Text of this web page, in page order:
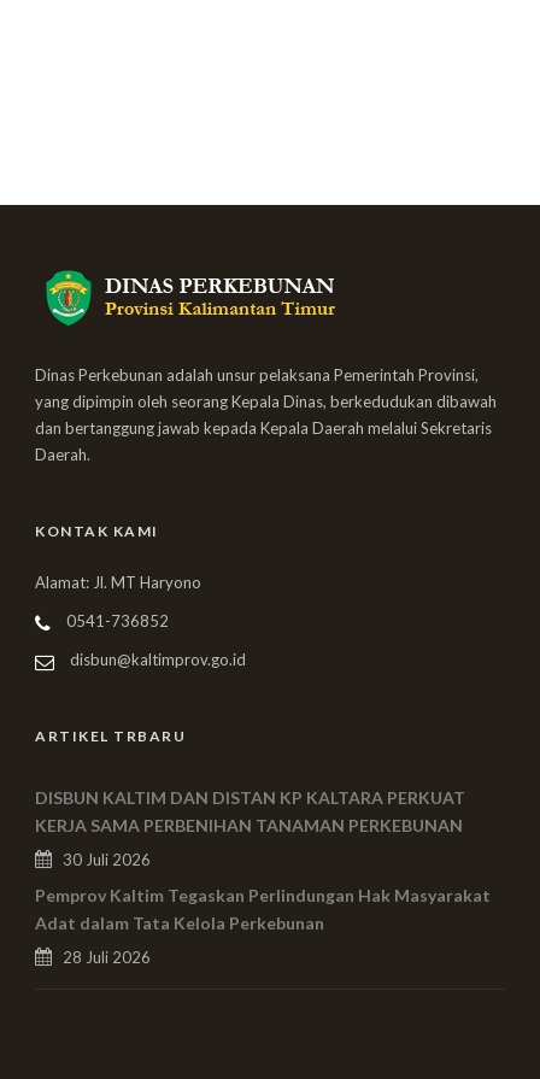
Dinas Perkebunan adalah unsur pelaksana Pemerintah Provinsi,
yang dipimpin oleh seorang Kepala Dinas, berkedudukan dibawah
dan bertanggung jawab kepada Kepala Daerah melalui Sekretaris
Daerah.
KONTAK KAMI
Alamat: Jl. MT Haryono
0541-736852
disbun@kaltimprov.go.id
ARTIKEL TRBARU
DISBUN KALTIM DAN DISTAN KP KALTARA PERKUAT
KERJA SAMA PERBENIHAN TANAMAN PERKEBUNAN
30 Juli 2026
Pemprov Kaltim Tegaskan Perlindungan Hak Masyarakat
Adat dalam Tata Kelola Perkebunan
28 Juli 2026